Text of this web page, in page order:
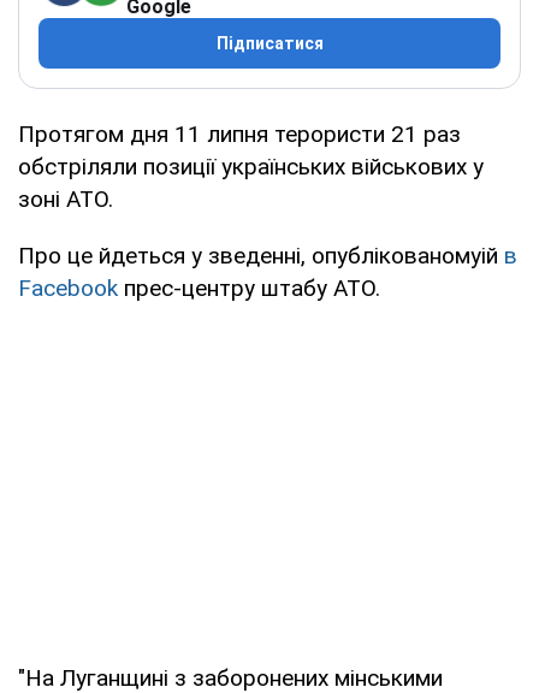
Google
Підписатися
Протягом дня 11 липня терористи 21 раз
обстріляли позиції українських військових у
зоні АТО.
Про це йдеться у зведенні, опублікованомуій в
Facebook прес-центру штабу АТО.
"На Луганщині з заборонених мінськими